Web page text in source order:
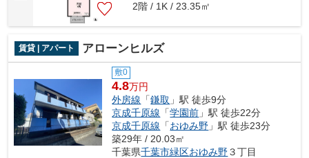
2階 / 1K / 23.35㎡
賃貸 | アパート アローンヒルズ
敷0
4.8万円
外房線 「鎌取 」駅 徒歩9分
京成千原線 「学園前 」駅 徒歩22分
京成千原線 「おゆみ野 」駅 徒歩23分
築29年 / 20.03㎡
千葉県千葉市緑区おゆみ野３丁目